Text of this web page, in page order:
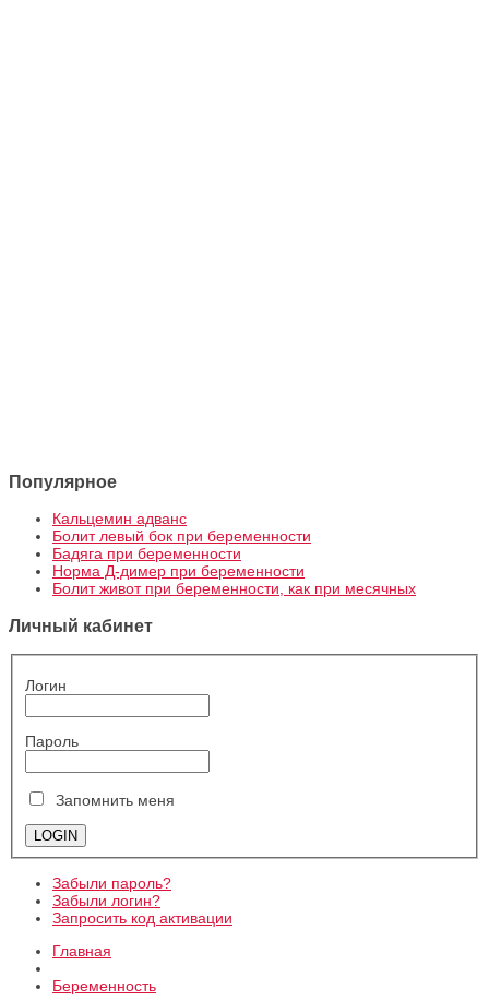
Популярное
Кальцемин адванс
Болит левый бок при беременности
Бадяга при беременности
Норма Д-димер при беременности
Болит живот при беременности, как при месячных
Личный кабинет
Логин
Пароль
Запомнить меня
Забыли пароль?
Забыли логин?
Запросить код активации
Главная
Беременность